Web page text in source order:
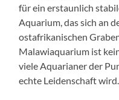
für ein erstaunlich
Aquarium, das sich an
ostafrikanischen
Malawiaquarium ist
viele Aquarianer der
echte Leidenschaft wird.